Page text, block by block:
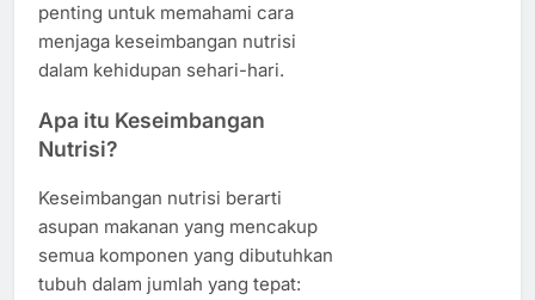
penting untuk memahami cara
menjaga keseimbangan nutrisi
dalam kehidupan sehari-hari.
Apa itu Keseimbangan
Nutrisi?
Keseimbangan nutrisi berarti
asupan makanan yang mencakup
semua komponen yang dibutuhkan
tubuh dalam jumlah yang tepat: